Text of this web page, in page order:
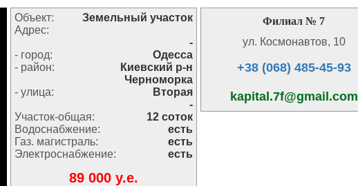
Объект:
Земельный участок
Адрес:
-
- город:
Одесса
- район:
Киевский р-н
Черноморка
- улица:
Вторая
-
Участок-общая:
12 соток
Водоснабжение:
есть
Газ. магистраль:
есть
Электроснабжение:
есть
89 000 y.e.
Филиал № 7
ул. Космонавтов, 10
+38 (068) 485-45-93
kapital.7f@gmail.com